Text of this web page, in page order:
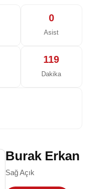
0
Asist
119
Dakika
Burak Erkan
Sağ Açık